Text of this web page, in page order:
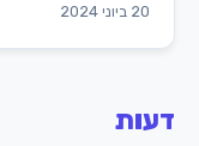
20 ביוני 2024
דעות